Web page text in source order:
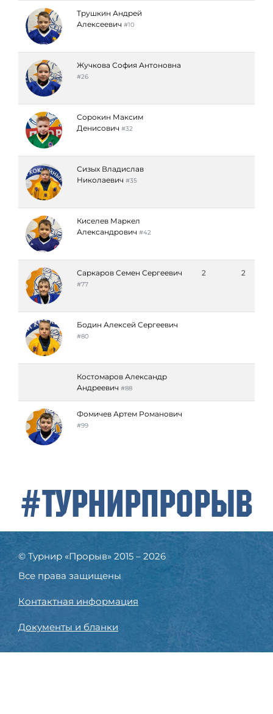
Трушкин Андрей
Алексеевич #10
Жучкова София Антоновна
#26
Сорокин Максим
Денисович #32
Сизых Владислав
Николаевич #35
Киселев Маркел
Александрович #42
Саркаров Семен Сергеевич
#77
2 2
Бодин Алексей Сергеевич
#80
Костомаров Александр
Андреевич #88
Фомичев Артем Романович
#99
#ТурнирПрорыв
© Турнир «Прорыв» 2015 – 2026
Все права защищены
Контактная информация
Документы и бланки